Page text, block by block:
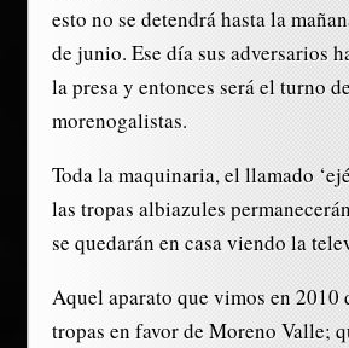
esto no se detendrá hasta la
de junio. Ese día sus adversarios
la presa y entonces será el turno
morenogalistas.
Toda la maquinaria, el llamado
las tropas albiazules
se quedarán en casa viendo la
Aquel aparato que vimos en 2010
tropas en favor de Moreno Valle;